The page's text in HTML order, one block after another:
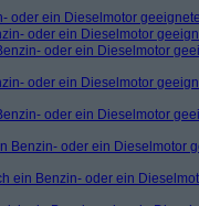
oder ein Dieselmotor
oder ein Dieselmotor
oder ein Dieselmotor
oder ein Dieselmotor
oder ein Dieselmotor
Benzin- oder ein Dieselmotor
ein Benzin- oder ein